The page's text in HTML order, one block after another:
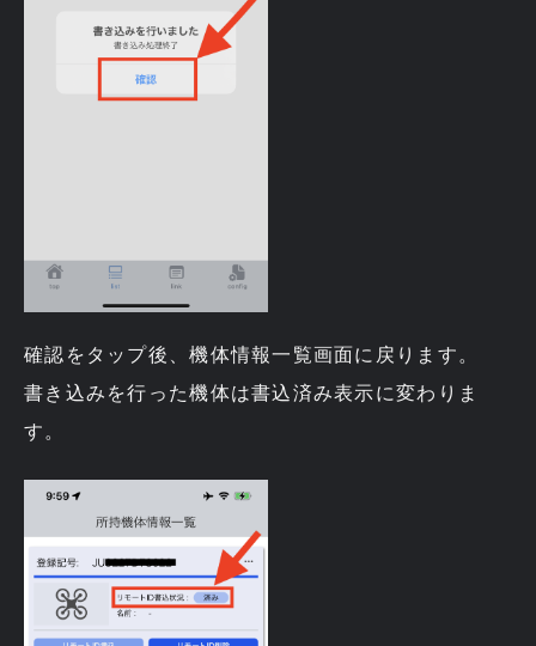
確認をタップ後、機体情報一覧画面に戻ります。
書き込みを行った機体は書込済み表示に変わりま
す。